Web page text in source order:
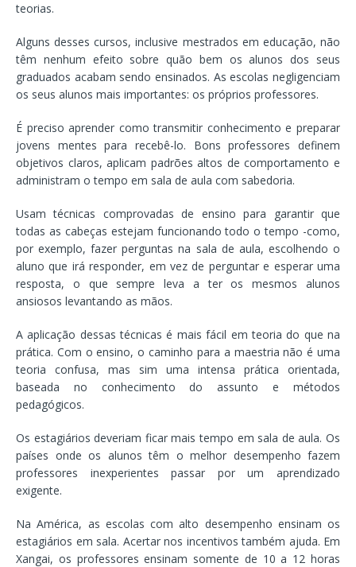
teorias.
Alguns desses cursos, inclusive mestrados em educação, não
têm nenhum efeito sobre quão bem os alunos dos seus
graduados acabam sendo ensinados. As escolas negligenciam
os seus alunos mais importantes: os próprios professores.
É preciso aprender como transmitir conhecimento e preparar
jovens mentes para recebê-lo. Bons professores definem
objetivos claros, aplicam padrões altos de comportamento e
administram o tempo em sala de aula com sabedoria.
Usam técnicas comprovadas de ensino para garantir que
todas as cabeças estejam funcionando todo o tempo -como,
por exemplo, fazer perguntas na sala de aula, escolhendo o
aluno que irá responder, em vez de perguntar e esperar uma
resposta, o que sempre leva a ter os mesmos alunos
ansiosos levantando as mãos.
A aplicação dessas técnicas é mais fácil em teoria do que na
prática. Com o ensino, o caminho para a maestria não é uma
teoria confusa, mas sim uma intensa prática orientada,
baseada no conhecimento do assunto e métodos
pedagógicos.
Os estagiários deveriam ficar mais tempo em sala de aula. Os
países onde os alunos têm o melhor desempenho fazem
professores inexperientes passar por um aprendizado
exigente.
Na América, as escolas com alto desempenho ensinam os
estagiários em sala. Acertar nos incentivos também ajuda. Em
Xangai, os professores ensinam somente de 10 a 12 horas